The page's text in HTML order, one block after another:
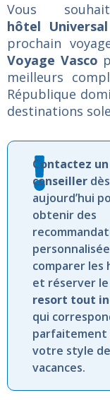
Vous
hôtel
prochain
Voyage Vasco
meilleurs
République
destinations
Contactez un
conseiller dès
aujourd’hui
obtenir des
comparer les
et réserver le
resort tout
qui
parfaitement
votre style de
vacances.